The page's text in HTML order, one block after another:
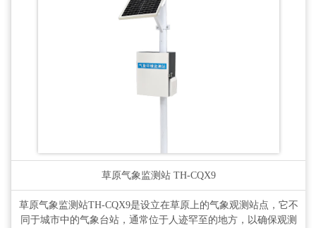
草原气象监测站 TH-CQX9
草原气象监测站TH-CQX9是设立在草原上的气象观测站点，它不
同于城市中的气象台站，通常位于人迹罕至的地方，以确保观测